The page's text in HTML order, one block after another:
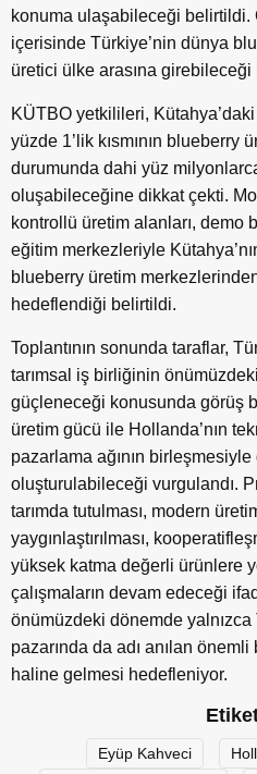
konuma ulaşabileceği belirtildi.
içerisinde Türkiye’nin dünya
üretici ülke arasına
KÜTBO yetkilileri,
yüzde 1’lik kısmının blueberry
durumunda dahi yüz
oluşabileceğine dikkat çekti.
kontrollü üretim alanları, demo
eğitim merkezleriyle
blueberry üretim
hedeflendiği belirtildi.
Toplantının sonunda taraflar,
tarımsal iş birliğinin
güçleneceği konusunda görüş
üretim gücü ile Hollanda’nın
pazarlama ağının
oluşturulabileceği vurgulandı.
tarımda tutulması, modern
yaygınlaştırılması,
yüksek katma değerli ürünlere
çalışmaların devam edeceği
önümüzdeki dönemde
pazarında da adı anılan
haline gelmesi hedefleniyor.
Eyüp Kahveci